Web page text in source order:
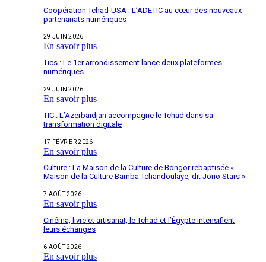
Coopération Tchad-USA : L’ADETIC au cœur des nouveaux
partenariats numériques
29 JUIN 2026
En savoir plus
Tics : Le 1er arrondissement lance deux plateformes
numériques
29 JUIN 2026
En savoir plus
TIC : L’Azerbaïdjan accompagne le Tchad dans sa
transformation digitale
17 FÉVRIER 2026
En savoir plus
Culture : La Maison de la Culture de Bongor rebaptisée «
Maison de la Culture Bamba Tchandoulaye, dit Jorio Stars »
7 AOÛT 2026
En savoir plus
Cinéma, livre et artisanat, le Tchad et l’Égypte intensifient
leurs échanges
6 AOÛT 2026
En savoir plus